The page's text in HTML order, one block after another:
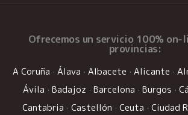
Ofrecemos un servicio 100% on-
provincias:
A Coruña · Álava · Albacete · Alicante ·
Ávila · Badajoz · Barcelona · Burgos ·
Cantabria · Castellón · Ceuta · Ciudad